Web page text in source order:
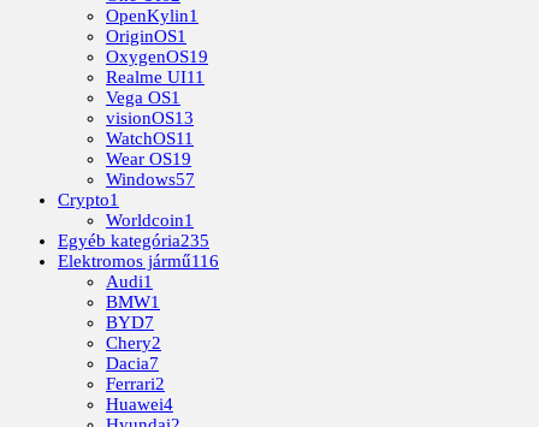
OpenKylin1
OriginOS1
OxygenOS19
Realme UI11
Vega OS1
visionOS13
WatchOS11
Wear OS19
Windows57
Crypto1
Worldcoin1
Egyéb kategória235
Elektromos jármű116
Audi1
BMW1
BYD7
Chery2
Dacia7
Ferrari2
Huawei4